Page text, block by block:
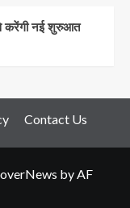
से करेंगी नई शुरुआत
Contact Us
by AF